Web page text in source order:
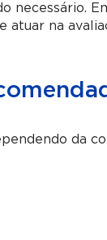
necessário.
atuar na
da